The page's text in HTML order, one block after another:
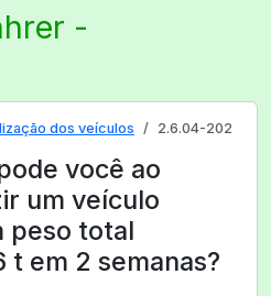
-
dos veículos 2.6.04-202
você ao
um veículo
peso total
t em 2 semanas?